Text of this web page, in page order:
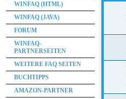
WINFAQ (HTML)
WINFAQ (JAVA)
FORUM
WINFAQ-
PARTNERSEITEN
WEITERE FAQ SEITEN
BUCHTIPPS
AMAZON-PARTNER